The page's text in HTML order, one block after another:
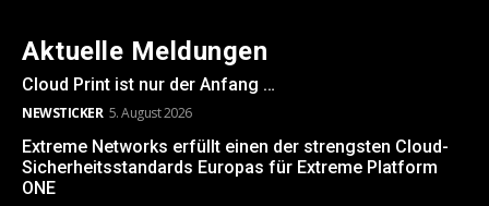
Aktuelle Meldungen
Cloud Print ist nur der Anfang …
NEWSTICKER 5. August 2026
Extreme Networks erfüllt einen der strengsten Cloud-
Sicherheitsstandards Europas für Extreme Platform
ONE